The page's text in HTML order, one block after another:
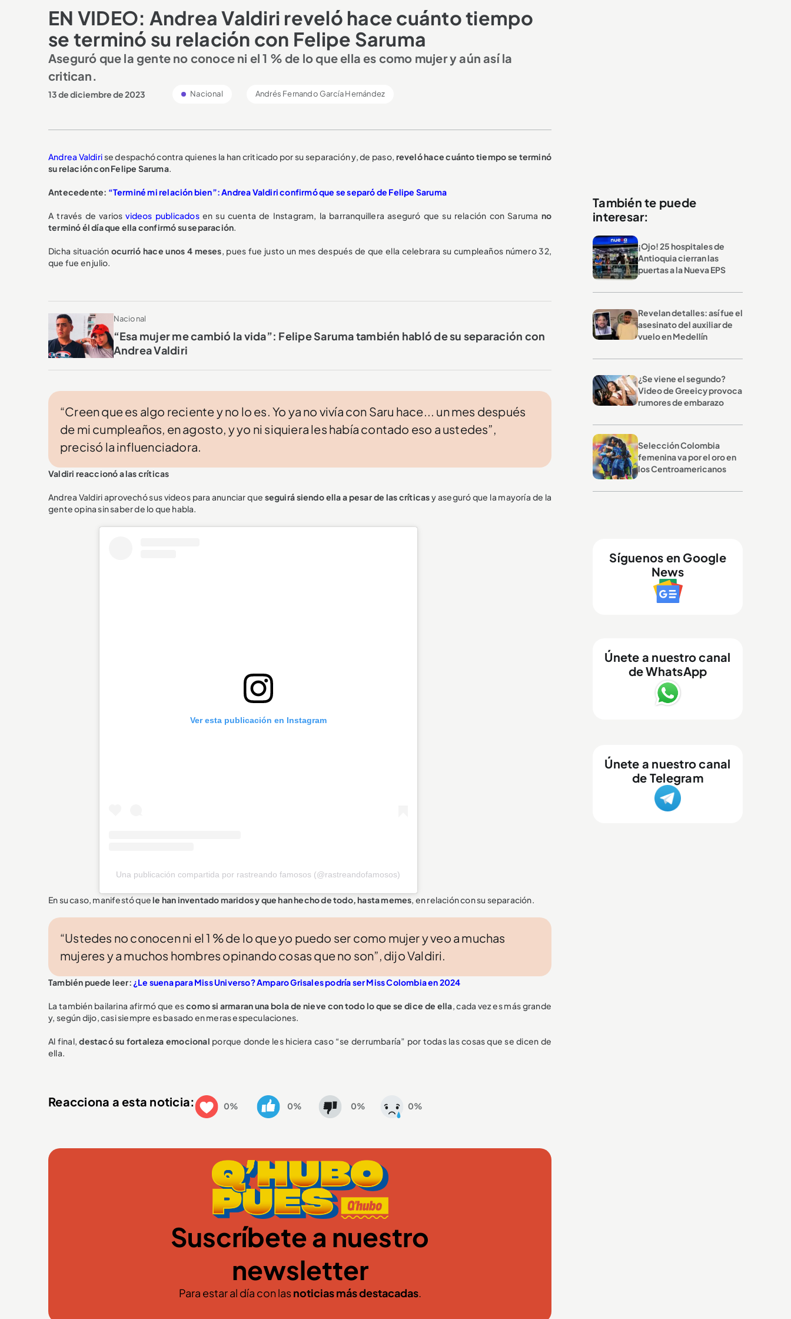
EN VIDEO: Andrea Valdiri reveló hace cuánto tiempo
se terminó su relación con Felipe Saruma
Aseguró que la gente no conoce ni el 1 % de lo que ella es como mujer y aún así la
critican.
13 de diciembre de 2023 Nacional Andrés Fernando García Hernández
Andrea Valdirise despachó contra quienes la han criticado por su separación y, de paso, reveló hace cuánto tiempo se terminó
su relación con Felipe Saruma.
Antecedente: “Terminé mi relación bien”: Andrea Valdiri confirmó que se separó de Felipe Saruma
A través de variosvideos publicadosen su cuenta de Instagram, la barranquillera aseguró que su relación con Saruma no
terminó él día que ella confirmó su separación.
Dicha situación ocurrió hace unos 4 meses, pues fue justo un mes después de que ella celebrara su cumpleaños número 32,
que fue en julio.
Nacional
“Esa mujer me cambió la vida”: Felipe Saruma también habló de su separación con
Andrea Valdiri
“Creen que es algo reciente y no lo es. Yo ya no vivía con Saru hace... un mes después
de mi cumpleaños, en agosto, y yo ni siquiera les había contado eso a ustedes”,
precisó la influenciadora.
Valdiri reaccionó a las críticas
Andrea Valdiri aprovechó sus videos para anunciar que seguirá siendo ella a pesar de las críticasy aseguró que la mayoría de la
gente opina sin saber de lo que habla.
Ver esta publicación en Instagram
Una publicación compartida por rastreando famosos (@rastreandofamosos)
En su caso, manifestó quele han inventado maridos y que han hecho de todo, hasta memes , en relación con su separación.
“Ustedes no conocen ni el 1 % de lo que yo puedo ser como mujer y veo a muchas
mujeres y a muchos hombres opinando cosas que no son”, dijo Valdiri.
También puede leer: ¿Le suena para Miss Universo? Amparo Grisales podría ser Miss Colombia en 2024
La también bailarina afirmó que escomo si armaran una bola de nieve con todo lo que se dice de ella , cada vez es más grande
y, según dijo, casi siempre es basado en meras especulaciones.
Al final,destacó su fortaleza emocional porque donde les hiciera caso “se derrumbaría” por todas las cosas que se dicen de
ella.
Reacciona a esta noticia: 0% 0% 0% 0%
Suscríbete a nuestro
newsletter
Para estar al día con lasnoticias más destacadas.
También te puede
interesar:
¡Ojo! 25 hospitales de
Antioquia cierran las
puertas a la Nueva EPS
Revelan detalles: así fue el
asesinato del auxiliar de
vuelo en Medellín
¿Se viene el segundo?
Video de Greeicy provoca
rumores de embarazo
Selección Colombia
femenina va por el oro en
los Centroamericanos
Síguenos en Google
News
Únete a nuestro canal
de WhatsApp
Únete a nuestro canal
de Telegram